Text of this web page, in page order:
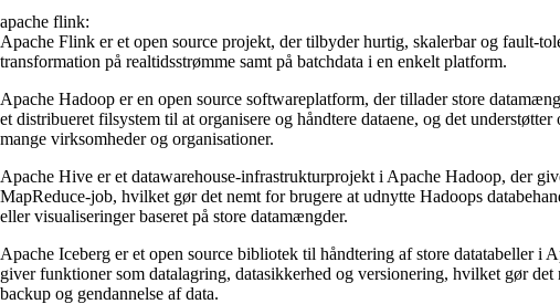
apache flink:
Apache Flink er et open source projekt, der tilbyder hurtig, skalerbar og fault-
transformation på realtidsstrømme samt på batchdata i en enkelt platform.
Apache Hadoop er en open source softwareplatform, der tillader store
et distribueret filsystem til at organisere og håndtere dataene, og det
mange virksomheder og organisationer.
Apache Hive er et datawarehouse-infrastrukturprojekt i Apache Hadoop, der
MapReduce-job, hvilket gør det nemt for brugere at udnytte Hadoops
eller visualiseringer baseret på store datamængder.
Apache Iceberg er et open source bibliotek til håndtering af store datatabeller
giver funktioner som datalagring, datasikkerhed og versionering, hvilket gør
backup og gendannelse af data.